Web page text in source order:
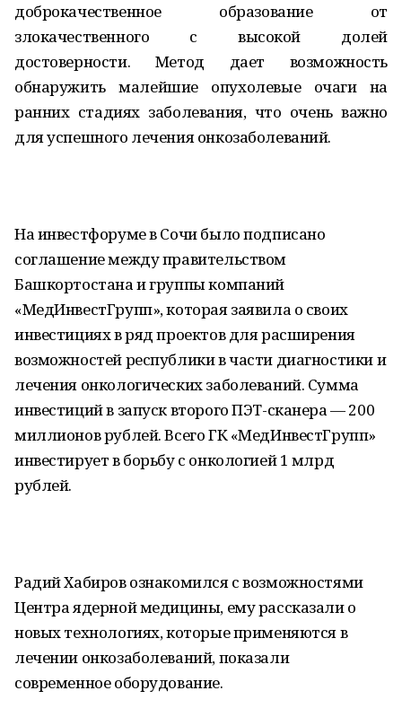
доброкачественное образование от
злокачественного с высокой долей
достоверности. Метод дает возможность
обнаружить малейшие опухолевые очаги на
ранних стадиях заболевания, что очень важно
для успешного лечения онкозаболеваний.
На инвестфоруме в Сочи было подписано
соглашение между правительством
Башкортостана и группы компаний
«МедИнвестГрупп», которая заявила о своих
инвестициях в ряд проектов для расширения
возможностей республики в части диагностики и
лечения онкологических заболеваний. Сумма
инвестиций в запуск второго ПЭТ-сканера — 200
миллионов рублей. Всего ГК «МедИнвестГрупп»
инвестирует в борьбу с онкологией 1 млрд
рублей.
Радий Хабиров ознакомился с возможностями
Центра ядерной медицины, ему рассказали о
новых технологиях, которые применяются в
лечении онкозаболеваний, показали
современное оборудование.